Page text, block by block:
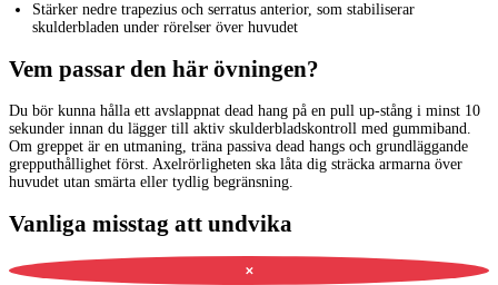
Stärker nedre trapezius och serratus anterior, som stabiliserar
skulderbladen under rörelser över huvudet
Vem passar den här övningen?
Du bör kunna hålla ett avslappnat dead hang på en pull up-stång i minst 10
sekunder innan du lägger till aktiv skulderbladskontroll med gummiband.
Om greppet är en utmaning, träna passiva dead hangs och grundläggande
grepputhållighet först. Axelrörligheten ska låta dig sträcka armarna över
huvudet utan smärta eller tydlig begränsning.
Vanliga misstag att undvika
✕